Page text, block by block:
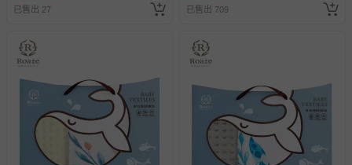
已售出 27 已售出 709